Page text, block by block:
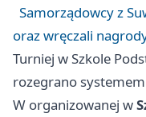
Samorządowcy z
oraz wręczali
Turniej w Szkole
rozegrano
W organizowanej w